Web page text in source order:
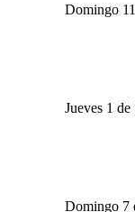
Domingo
Jueves 1 de
Domingo 7